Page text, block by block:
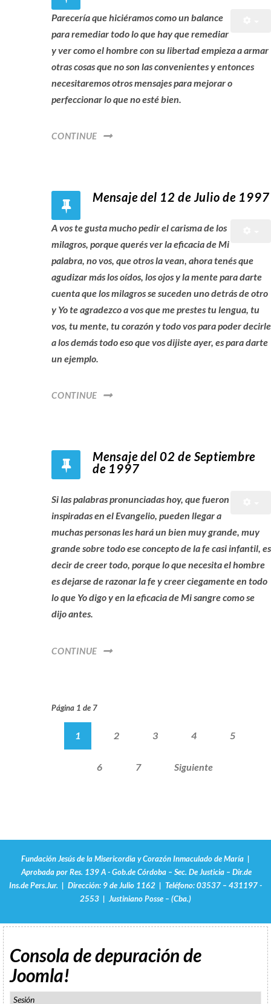
Parecería que hiciéramos como un balance
para remediar todo lo que hay que remediar
y ver como el hombre con su libertad empieza a armar
otras cosas que no son las convenientes y entonces
necesitaremos otros mensajes para mejorar o
perfeccionar lo que no esté bien.
CONTINUE
Mensaje del 12 de Julio de 1997
A vos te gusta mucho pedir el carisma de los
milagros, porque querés ver la eficacia de Mi
palabra, no vos, que otros la vean, ahora tenés que
agudizar más los oídos, los ojos y la mente para darte
cuenta que los milagros se suceden uno detrás de otro
y Yo te agradezco a vos que me prestes tu lengua, tu
vos, tu mente, tu corazón y todo vos para poder decirle
a los demás todo eso que vos dijiste ayer, es para darte
un ejemplo.
CONTINUE
Mensaje del 02 de Septiembre
de 1997
Si las palabras pronunciadas hoy, que fueron
inspiradas en el Evangelio, pueden llegar a
muchas personas les hará un bien muy grande, muy
grande sobre todo ese concepto de la fe casi infantil, es
decir de creer todo, porque lo que necesita el hombre
es dejarse de razonar la fe y creer ciegamente en todo
lo que Yo digo y en la eficacia de Mi sangre como se
dijo antes.
CONTINUE
Página 1 de 7
1 2 3 4 5
6 7 Siguiente
Fundación Jesús de la Misericordia y Corazón Inmaculado de María |
Aprobada por Res. 139 A - Gob.de Córdoba – Sec. De Justicia – Dir.de
Ins.de Pers.Jur. | Dirección: 9 de Julio 1162 | Teléfono: 03537 – 431197 -
2553 | Justiniano Posse – (Cba.)
Consola de depuración de
Joomla!
Sesión